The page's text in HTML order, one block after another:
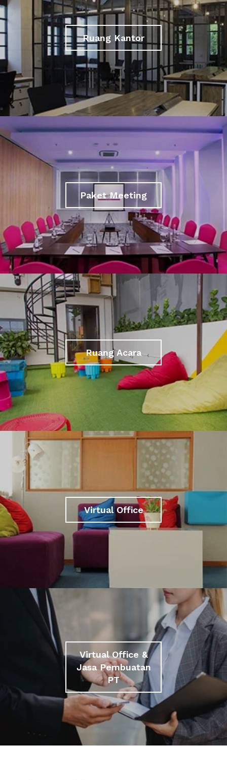
Ruang Kantor
Paket Meeting
Ruang Acara
Virtual Office
Virtual Office &
Jasa Pembuatan
PT